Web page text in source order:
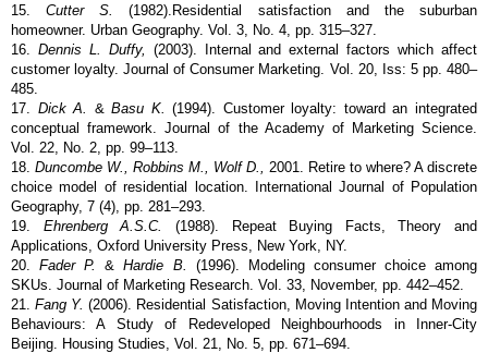
15.Cutter S.(1982).Residential satisfaction and the suburban
homeowner. Urban Geography. Vol. 3, No. 4, pp. 315–327.
16. Dennis L. Duffy, (2003). Internal and external factors which affect
customer loyalty. Journal of Consumer Marketing. Vol. 20, Iss: 5 pp. 480–
485.
17. Dick A. &Basu K.(1994). Customer loyalty: toward an integrated
conceptual framework. Journal of the Academy of Marketing Science.
Vol. 22, No. 2, pp. 99–113.
18. Duncombe W., Robbins M., Wolf D., 2001. Retire to where? A discrete
choice model of residential location. International Journal of Population
Geography, 7 (4), pp. 281–293.
19. Ehrenberg A.S.C. (1988). Repeat Buying Facts, Theory and
Applications, Oxford University Press, New York, NY.
20.Fader P.&Hardie B. (1996). Modeling consumer choice among
SKUs. Journal of Marketing Research. Vol. 33, November, pp. 442–452.
21.Fang Y.(2006). Residential Satisfaction, Moving Intention and Moving
Behaviours: A Study of Redeveloped Neighbourhoods in Inner-City
Beijing. Housing Studies, Vol. 21, No. 5, pp. 671–694.